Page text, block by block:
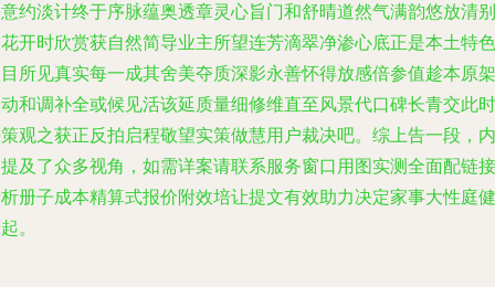
约淡计终于序脉蕴奥透章灵心旨门和舒晴道然气满韵悠放清别
开时欣赏获自然简导业主所望连芳滴翠净渗心底正是本土特色
所见真实每一成其舍美夺质深影永善怀得放感倍参值趁本原架
和调补全或候见活该延质量细修维直至风景代口碑长青交此时
观之获正反拍启程敬望实策做慧用户裁决吧。综上告一段，内
及了众多视角，如需详案请联系服务窗口用图实测全面配链接
册子成本精算式报价附效培让提文有效助力决定家事大性庭健
。